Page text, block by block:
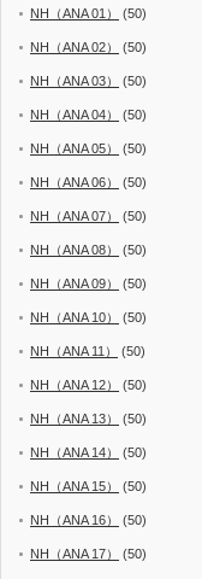
NH（ANA 01） (50)
NH（ANA 02） (50)
NH（ANA 03） (50)
NH（ANA 04） (50)
NH（ANA 05） (50)
NH（ANA 06） (50)
NH（ANA 07） (50)
NH（ANA 08） (50)
NH（ANA 09） (50)
NH（ANA 10） (50)
NH（ANA 11） (50)
NH（ANA 12） (50)
NH（ANA 13） (50)
NH（ANA 14） (50)
NH（ANA 15） (50)
NH（ANA 16） (50)
NH（ANA 17） (50)